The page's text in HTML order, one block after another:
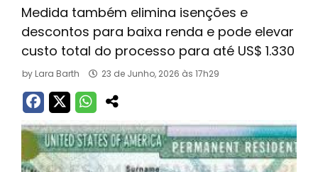
Medida também elimina isenções e
descontos para baixa renda e pode elevar
custo total do processo para até US$ 1.330
by Lara Barth 23 de Junho, 2026 às 17h29